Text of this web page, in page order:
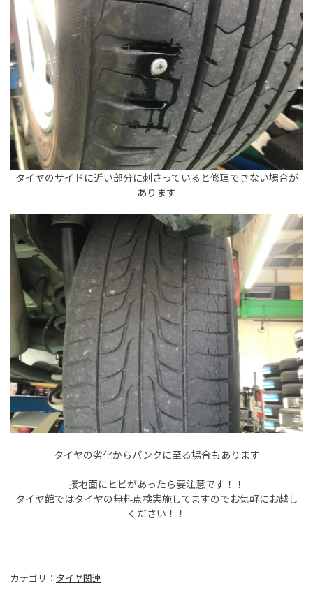
タイヤのサイドに近い部分に刺さっていると修理できない場合が
あります
タイヤの劣化からパンクに至る場合もあります
接地面にヒビがあったら要注意です！！
タイヤ館ではタイヤの無料点検実施してますのでお気軽にお越し
ください！！
カテゴリ： タイヤ関連